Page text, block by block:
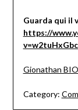
Guarda qui il
https://
Gionathan
Category: